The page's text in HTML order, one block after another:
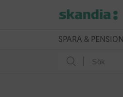
SPARA & PENSION